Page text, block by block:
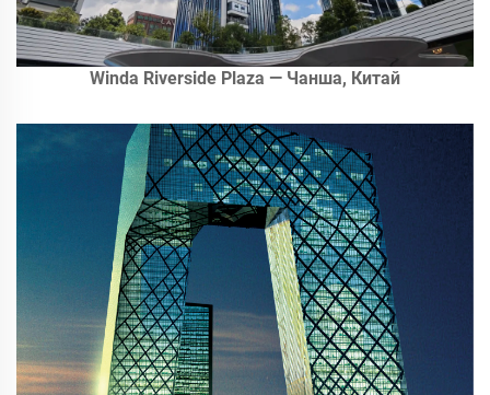
Winda Riverside Plaza — Чанша, Китай